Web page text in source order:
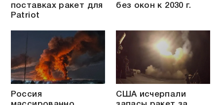
поставках ракет для
Patriot
без окон к 2030 г.
Россия
США исчерпали